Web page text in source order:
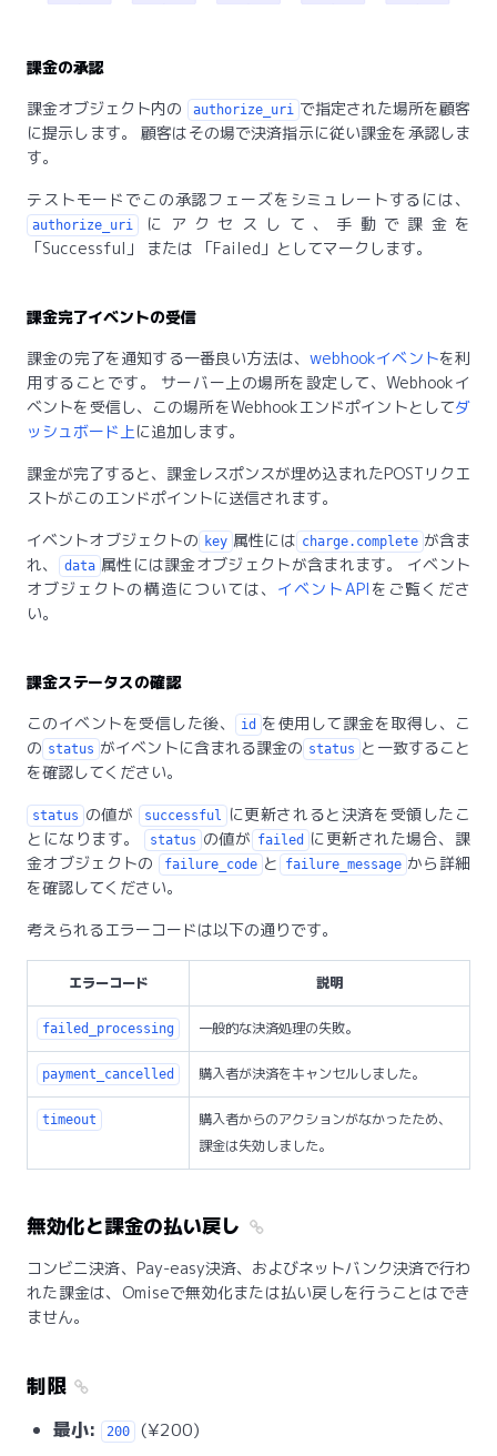
課金の承認
課金オブジェクト内の
authorize_uri で指定された場所を顧客
に提示します。 顧客はその場で決済指示に従い課金を承認しま
す。
テストモードでこの承認フェーズをシミュレートするには、
authorize_uri
にアクセスして、手動で課金を
Successful
または Failed としてマークします。
課金完了イベントの受信
課金の完了を通知する一番良い方法は、 webhookイベントを利
用することです。 サーバー上の場所を設定して、Webhookイ
ベントを受信し、この場所をWebhookエンドポイントとしてダ
ッシュボード上に追加します。
課金が完了すると、課金レスポンスが埋め込まれたPOSTリクエ
ストがこのエンドポイントに送信されます。
イベントオブジェクトの key 属性には charge.complete が含ま
れ、
data 属性には課金オブジェクトが含まれます。 イベント
オブジェクトの構造については、 イベントAPI をご覧くださ
い。
課金ステータスの確認
このイベントを受信した後、
id を使用して課金を取得し、こ
の status がイベントに含まれる課金の status と一致すること
を確認してください。
status の値が successful
に更新されると決済を受領したこ
とになります。
status の値が failed
に更新された場合、課
金オブジェクトの
failure_code と failure_message から詳細
を確認してください。
考えられるエラーコードは以下の通りです。
エラーコード 説明
failed_processing 一般的な決済処理の失敗。
payment_cancelled 購入者が決済をキャンセルしました。
timeout
購入者からのアクションがなかったため、
課金は失効しました。
無効化と課金の払い戻し
コンビニ決済、Pay-easy決済、およびネットバンク決済で行わ
れた課金は、Omiseで無効化または払い戻しを行うことはでき
ません。
制限
最小: 200
(¥200)